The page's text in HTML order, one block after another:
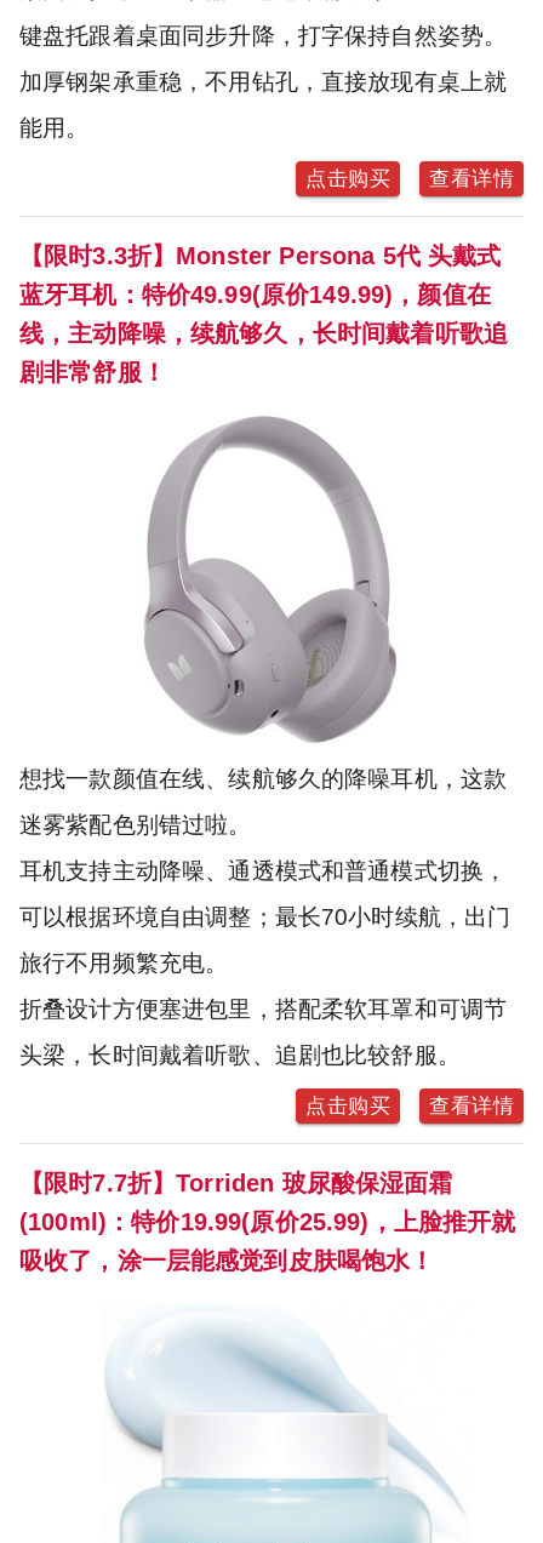
键盘托跟着桌面同步升降，打字保持自然姿势。
加厚钢架承重稳，不用钻孔，直接放现有桌上就
能用。
点击购买 查看详情
【限时3.3折】Monster Persona 5代 头戴式
蓝牙耳机：特价49.99(原价149.99)，颜值在
线，主动降噪，续航够久，长时间戴着听歌追
剧非常舒服！
想找一款颜值在线、续航够久的降噪耳机，这款
迷雾紫配色别错过啦。
耳机支持主动降噪、通透模式和普通模式切换，
可以根据环境自由调整；最长70小时续航，出门
旅行不用频繁充电。
折叠设计方便塞进包里，搭配柔软耳罩和可调节
头梁，长时间戴着听歌、追剧也比较舒服。
点击购买 查看详情
【限时7.7折】Torriden 玻尿酸保湿面霜
(100ml)：特价19.99(原价25.99)，上脸推开就
吸收了，涂一层能感觉到皮肤喝饱水！